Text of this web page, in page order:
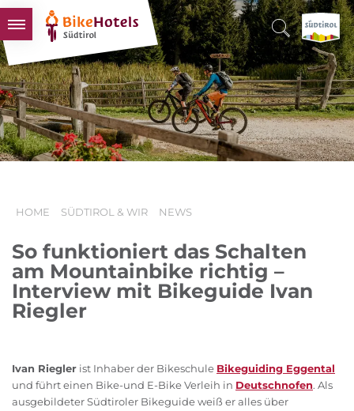
BIKEHOTELS
HOTELS & PAKETE
TOUREN & REVIERE
SÜDTIROL & WIR
HOME SÜDTIROL & WIR NEWS
So funktioniert das Schalten
am Mountainbike richtig –
Interview mit Bikeguide Ivan
Riegler
Ivan Riegler ist Inhaber der Bikeschule Bikeguiding Eggental
und führt einen Bike-und E-Bike Verleih in Deutschnofen. Als
ausgebildeter Südtiroler Bikeguide weiß er alles über